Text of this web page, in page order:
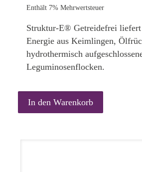
Enthält 7% Mehrwertsteuer
Struktur-E® Getreidefrei
Energie aus Keimlingen,
hydrothermisch
Leguminosenflocken.
In den Warenkorb